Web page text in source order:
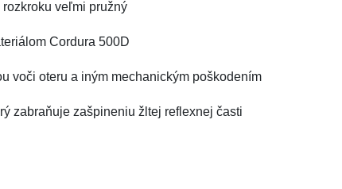
veľmi pružný
Cordura 500D
voči oteru a iným mechanickým poškodením
zabraňuje zašpineniu žltej reflexnej časti